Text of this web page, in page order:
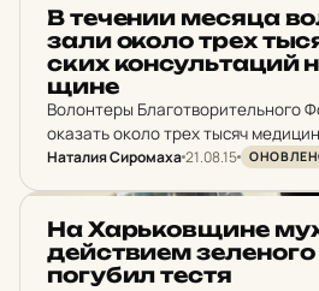
НОВИНИ ХАРКОВА
В те­че­нии месяца
за­ли около трех
ских кон­суль­та­ций
щи­не
Волонтеры Благотворительного
оказать около трех тысяч
жителям Харьковского региона.
выступили партнерами и
Наталия Сиромаха21.08.15
НОВИНИ ХАРКОВА
На Харь­ков­щи­не
дей­стви­ем зе­ле­но­го
по­гу­бил тестя